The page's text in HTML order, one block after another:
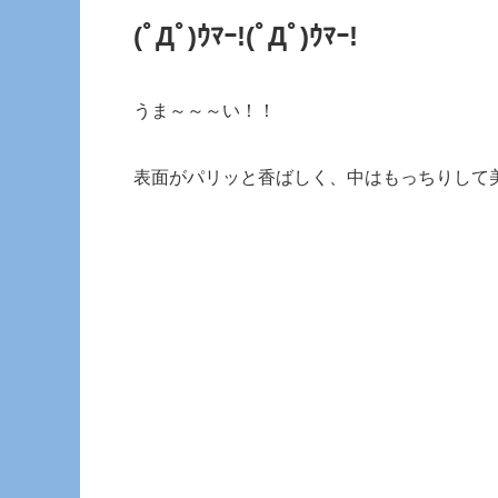
(ﾟДﾟ)ｳﾏｰ!(ﾟДﾟ)ｳﾏｰ!
うま～～～い！！
表面がパリッと香ばしく、中はもっちりして